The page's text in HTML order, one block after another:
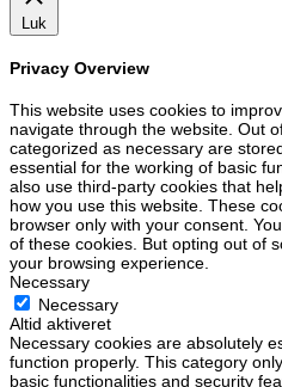
Luk
Privacy Overview
This website uses cookies to
navigate through the website. Out
categorized as necessary are
essential for the working of basic
also use third-party cookies that
how you use this website. These
browser only with your consent.
of these cookies. But opting out of
your browsing experience.
Necessary
Necessary
Altid aktiveret
Necessary cookies are absolutely
function properly. This category
basic functionalities and security